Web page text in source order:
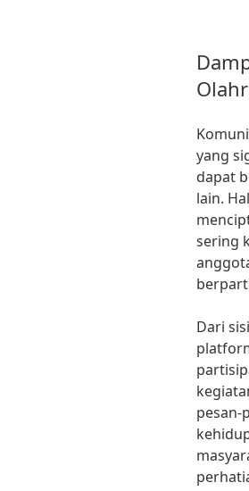
yang
dapat
lain.
sering
Dari
pesan-